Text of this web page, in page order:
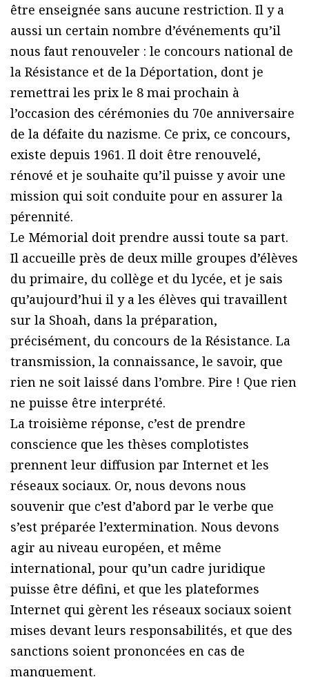
être enseignée sans aucune restriction. Il y a
aussi un certain nombre d’événements qu’il
nous faut renouveler : le concours national de
la Résistance et de la Déportation, dont je
remettrai les prix le 8 mai prochain à
l’occasion des cérémonies du 70e anniversaire
de la défaite du nazisme. Ce prix, ce concours,
existe depuis 1961. Il doit être renouvelé,
rénové et je souhaite qu’il puisse y avoir une
mission qui soit conduite pour en assurer la
pérennité.
Le Mémorial doit prendre aussi toute sa part.
Il accueille près de deux mille groupes d’élèves
du primaire, du collège et du lycée, et je sais
qu’aujourd’hui il y a les élèves qui travaillent
sur la Shoah, dans la préparation,
précisément, du concours de la Résistance. La
transmission, la connaissance, le savoir, que
rien ne soit laissé dans l’ombre. Pire ! Que rien
ne puisse être interprété.
La troisième réponse, c’est de prendre
conscience que les thèses complotistes
prennent leur diffusion par Internet et les
réseaux sociaux. Or, nous devons nous
souvenir que c’est d’abord par le verbe que
s’est préparée l’extermination. Nous devons
agir au niveau européen, et même
international, pour qu’un cadre juridique
puisse être défini, et que les plateformes
Internet qui gèrent les réseaux sociaux soient
mises devant leurs responsabilités, et que des
sanctions soient prononcées en cas de
manquement.